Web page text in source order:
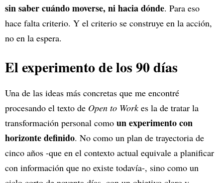
sinsaber cuándo moverse, ni hacia dónde. Para eso
hace falta criterio. Y el criterio se construye en la acción,
no en la espera.
El experimento de los 90 días
Una de las ideas más concretas que me encontré
procesando el texto de Open to Workes la de tratar la
transformación personal como un experimento con
horizonte definido. No como un plan de trayectoria de
cinco años -que en el contexto actual equivale a planificar
con información que no existe todavía-, sino como un